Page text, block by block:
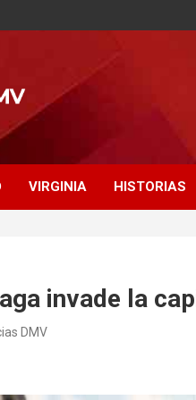
VIRGINIA HISTORIAS
invade la
DMV